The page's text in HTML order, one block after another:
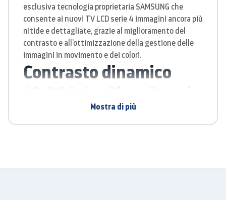
esclusiva tecnologia proprietaria SAMSUNG che
consente ai nuovi TV LCD serie 4 immagini ancora più
nitide e dettagliate, grazie al miglioramento del
contrasto e all’ottimizzazione della gestione delle
immagini in movimento e dei colori.
Contrasto dinamico
Poter usufruire di un elevatissimo rapporto di
Mostra di più